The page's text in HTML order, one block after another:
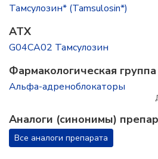
Тамсулозин* (Tamsulosin*)
ATX
G04CA02 Тамсулозин
Фармакологическая группа
Альфа-адреноблокаторы
Аналоги (синонимы)
Все аналоги препарата